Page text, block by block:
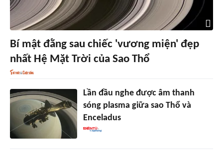
Bí mật đằng sau chiếc 'vương miện' đẹp
nhất Hệ Mặt Trời của Sao Thổ
Lần đầu nghe được âm thanh
sóng plasma giữa sao Thổ và
Enceladus